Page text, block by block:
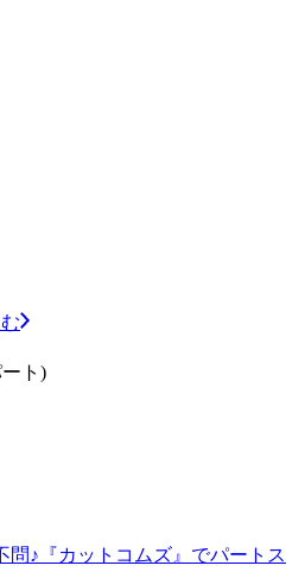
ト)
♪『カットコムズ』でパートス